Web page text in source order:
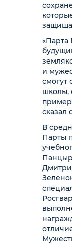
«Парта
и
смогут
школы,
сказал
В
Парты